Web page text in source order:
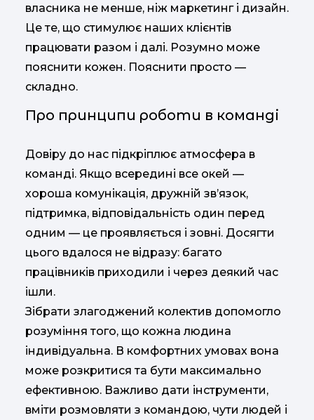
власника не менше, ніж маркетинг і дизайн.
Це те, що стимулює наших клієнтів
працювати разом і далі. Розумно може
пояснити кожен. Пояснити просто —
складно.
Про принципи роботи в команді
Довіру до нас підкріплює атмосфера в
команді. Якщо всередині все окей —
хороша комунікація, дружній зв’язок,
підтримка, відповідальність один перед
одним — це проявляється і зовні. Досягти
цього вдалося не відразу: багато
працівників приходили і через деякий час
ішли.
Зібрати злагоджений колектив допомогло
розуміння того, що кожна людина
індивідуальна. В комфортних умовах вона
може розкритися та бути максимально
ефективною. Важливо дати інструменти,
вміти розмовляти з командою, чути людей і